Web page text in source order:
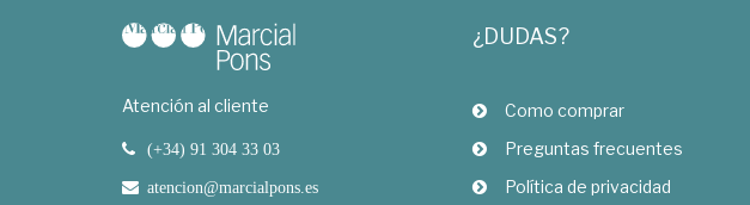
Atención al cliente
(+34) 91 304 33 03
atencion@marcialpons.es
¿DUDAS?
Como comprar
Preguntas frecuentes
Política de privacidad